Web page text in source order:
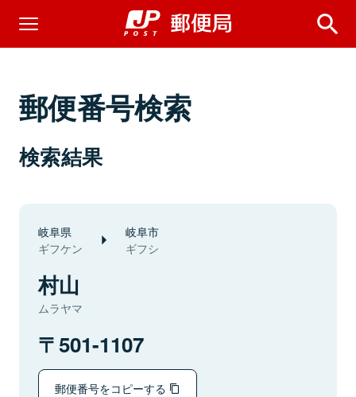
郵便番号検索
検索結果
岐阜県
ギフケン
岐阜市
ギフシ
村山
ムラヤマ
501-1107
郵便番号をコピーする